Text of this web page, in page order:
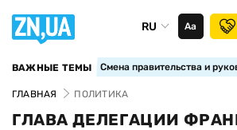
RU Аа
ВАЖНЫЕ ТЕМЫ Смена правительства и
ГЛАВНАЯ ПОЛИТИКА
ГЛАВА ДЕЛЕГАЦИИ